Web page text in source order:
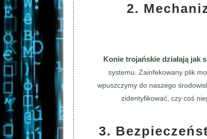
2.
Konie trojańskie działają jak
systemu. Zainfekowany plik
wpuszczymy do naszego
zidentyfikować, czy coś
3.